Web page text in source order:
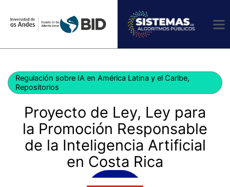
Regulación sobre IA en América Latina y el Caribe,
Repositorios
Proyecto de Ley, Ley para
la Promoción Responsable
de la Inteligencia Artificial
en Costa Rica